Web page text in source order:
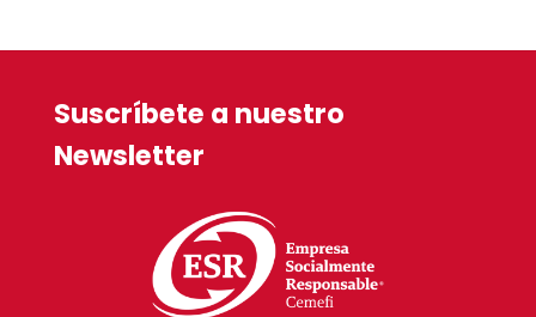
Suscríbete a nuestro
Newsletter